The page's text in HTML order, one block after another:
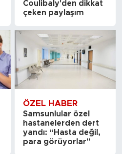
Coulibaly'den dikkat
çeken paylaşım
ÖZEL HABER
Samsunlular özel
hastanelerden dert
yandı: “Hasta değil,
para görüyorlar"